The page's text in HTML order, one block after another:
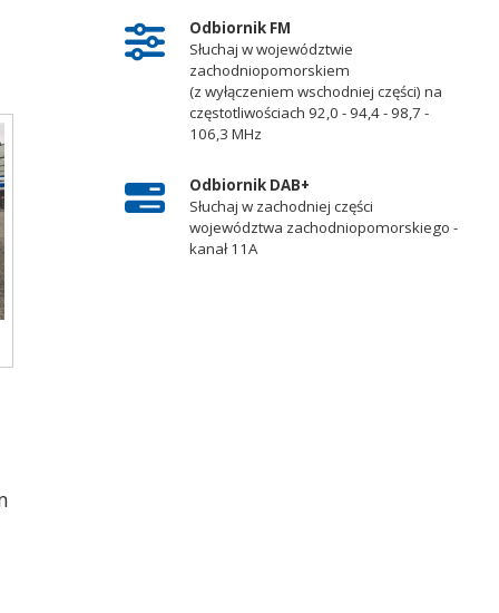
Odbiornik FM
Słuchaj w województwie
zachodniopomorskiem
(z wyłączeniem wschodniej części) na
częstotliwościach 92,0 - 94,4 - 98,7 -
106,3 MHz
Odbiornik DAB+
Słuchaj w zachodniej części
województwa zachodniopomorskiego -
kanał 11A